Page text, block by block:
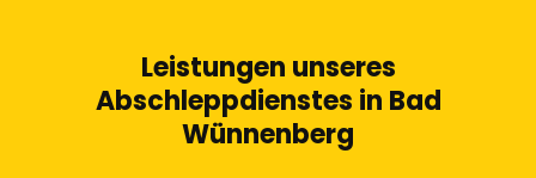
Leistungen unseres
Abschleppdienstes in Bad
Wünnenberg